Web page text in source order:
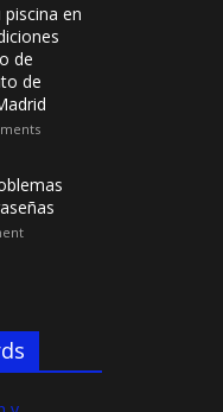
en
de
de